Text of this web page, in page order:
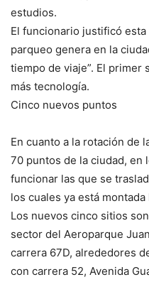
estudios.
El funcionario justificó
parqueo genera en la
tiempo de viaje”. El primer
más tecnología.
Cinco nuevos puntos
En cuanto a la rotación de
70 puntos de la ciudad, en
funcionar las que se
los cuales ya está
Los nuevos cinco sitios
sector del Aeroparque
carrera 67D, alrededores
con carrera 52, Avenida